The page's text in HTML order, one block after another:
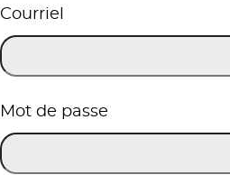
Courriel
Mot de passe